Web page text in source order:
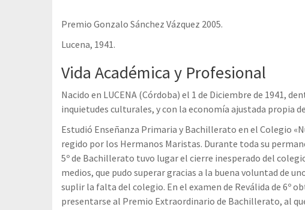
Premio Gonzalo Sánchez Vázquez 2005.
Lucena, 1941.
Vida Académica y Profesional
Nacido en LUCENA (Córdoba) el 1 de Diciembre de 1941,
inquietudes culturales, y con la economía ajustada propia
Estudió Enseñanza Primaria y Bachillerato en el Colegio
regido por los Hermanos Maristas. Durante toda su
5º de Bachillerato tuvo lugar el cierre inesperado del
medios, que pudo superar gracias a la buena voluntad de
suplir la falta del colegio. En el examen de Reválida de 6º
presentarse al Premio Extraordinario de Bachillerato, al